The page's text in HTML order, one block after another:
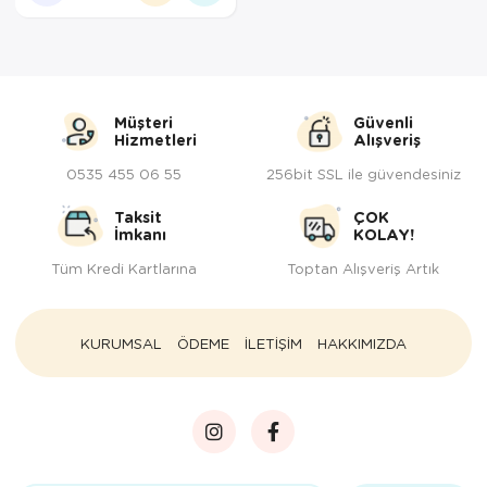
Müşteri
Hizmetleri
0535 455 06 55
Güvenli
Alışveriş
256bit SSL ile güvendesiniz
Taksit
İmkanı
Tüm Kredi Kartlarına
ÇOK
KOLAY!
Toptan Alışveriş Artık
KURUMSAL ÖDEME İLETİŞİM HAKKIMIZDA